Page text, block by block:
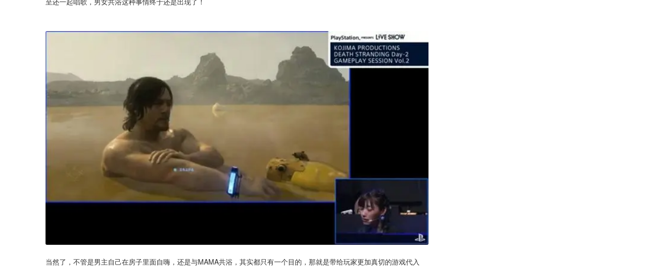
当然了，不管是男主自己在房子里面自嗨，还是与MAMA共浴，其实都只有一个目的，那就是带给玩家更加真切的游戏代入